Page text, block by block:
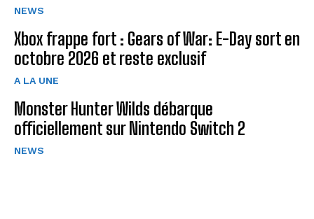
NEWS
Xbox frappe fort : Gears of War: E-Day sort en
octobre 2026 et reste exclusif
A LA UNE
Monster Hunter Wilds débarque
officiellement sur Nintendo Switch 2
NEWS